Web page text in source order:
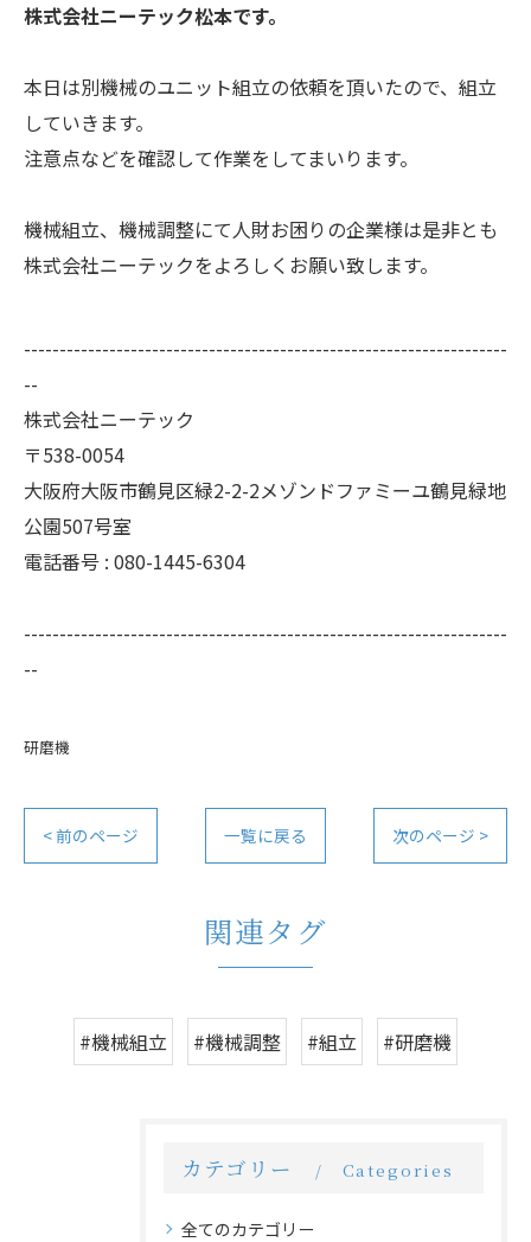
株式会社ニーテック松本です。
本日は別機械のユニット組立の依頼を頂いたので、組立
していきます。
注意点などを確認して作業をしてまいります。
機械組立、機械調整にて人財お困りの企業様は是非とも
株式会社ニーテックをよろしくお願い致します。
--------------------------------------------------------------------
--
株式会社ニーテック
〒538-0054
大阪府大阪市鶴見区緑2-2-2メゾンドファミーユ鶴見緑地
公園507号室
電話番号 : 080-1445-6304
--------------------------------------------------------------------
--
研磨機
< 前のページ 一覧に戻る 次のページ >
関連タグ
#機械組立 #機械調整 #組立 #研磨機
カテゴリー Categories
全てのカテゴリー